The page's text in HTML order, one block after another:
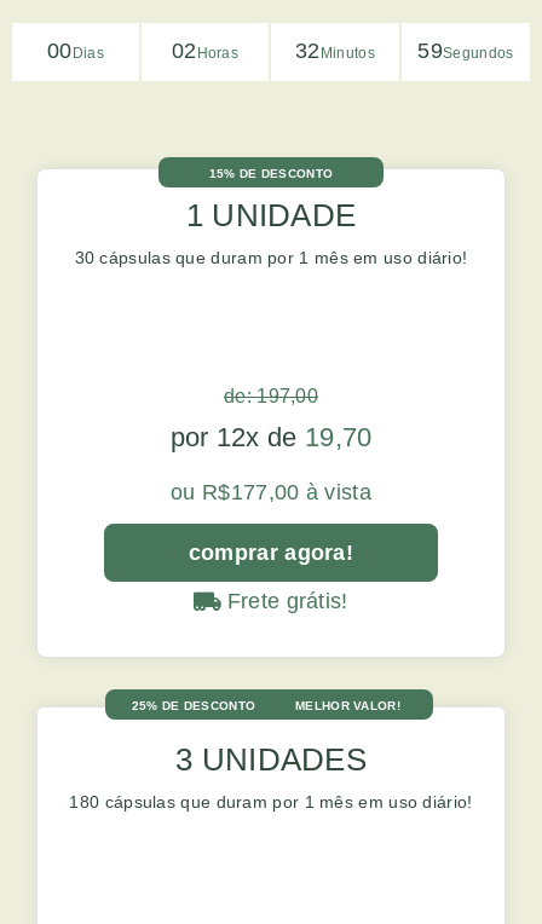
00 Dias 02 Horas 32 Minutos 58Segundos
15% DE DESCONTO
1 UNIDADE
30 cápsulas que duram por 1 mês em uso diário!
de: 197,00
por 12x de 19,70
ou R$177,00 à vista
comprar agora!
Frete grátis!
25% DE DESCONTO MELHOR VALOR!
3 UNIDADES
180 cápsulas que duram por 1 mês em uso diário!